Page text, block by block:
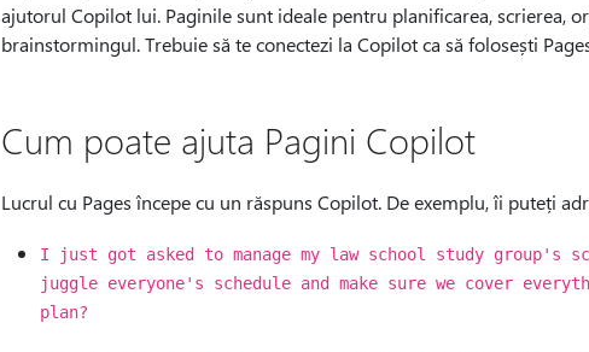
ajutorul Copilot lui. Paginile sunt ideale pentru planificarea, scrierea,
brainstormingul. Trebuie să te conectezi la Copilot ca să folosești
Cum poate ajuta Pagini Copilot
Lucrul cu Pages începe cu un răspuns Copilot. De exemplu, îi puteți
I just got asked to manage my law school study group's
juggle everyone's schedule and make sure we cover
plan?